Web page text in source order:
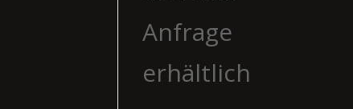
Anfrage
erhältlich